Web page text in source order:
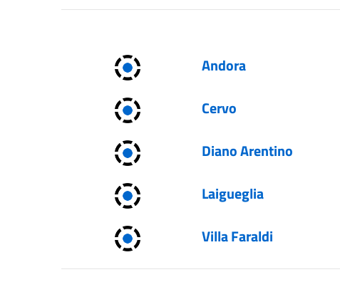
Andora
Cervo
Diano Arentino
Laigueglia
Villa Faraldi